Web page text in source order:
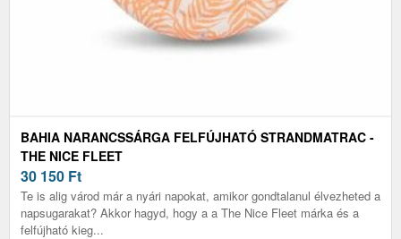
BAHIA NARANCSSÁRGA FELFÚJHATÓ STRANDMATRAC -
THE NICE FLEET
30 150 Ft
Te is alig várod már a nyári napokat, amikor gondtalanul élvezheted a
napsugarakat? Akkor hagyd, hogy a a The Nice Fleet márka és a
felfújható kieg...